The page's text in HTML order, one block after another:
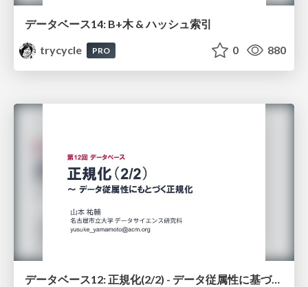
データベース14: B+木 & ハッシュ索引
trycycle
PRO 0 880
データベース12: 正規化(2/2) - データ従属性に基づく正規化